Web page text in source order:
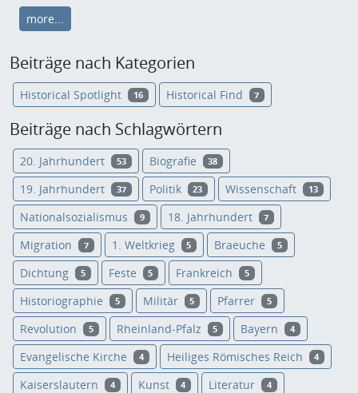
more...
Beiträge nach Kategorien
Historical Spotlight 16 Historical Find 7
Beiträge nach Schlagwörtern
20. Jahrhundert 53 Biografie 38
19. Jahrhundert 37 Politik 23 Wissenschaft 13
Nationalsozialismus 9 18. Jahrhundert 7
Migration 7 1. Weltkrieg 5 Braeuche 5
Dichtung 5 Feste 5 Frankreich 5
Historiographie 5 Militär 5 Pfarrer 5
Revolution 5 Rheinland-Pfalz 5 Bayern 4
Evangelische Kirche 4 Heiliges Römisches Reich 4
Kaiserslautern 4 Kunst 4 Literatur 4